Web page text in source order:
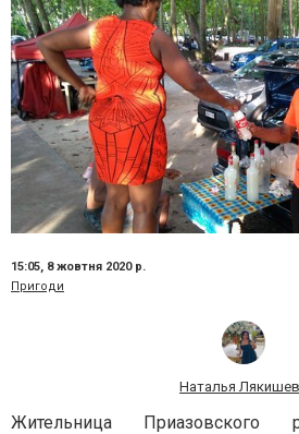
15:05, 8 жовтня 2020 р.
Пригоди
Наталья
Жительница